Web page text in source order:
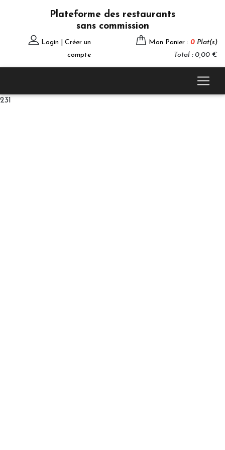
Plateforme des restaurants
sans commission
Login | Créer un
compte
Mon Panier : 0 Plat(s)
Total : 0,00 €
231